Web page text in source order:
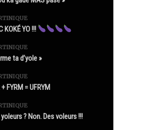
KOKÉ YO !!!
ta d’yole »
+ FYRM = UFRYM
yoleurs ? Non. Des voleurs !!!